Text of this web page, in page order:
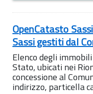
OpenCatasto
Sassi gestiti dal
Elenco degli
Stato, ubicati nei
concessione al
indirizzo, particella